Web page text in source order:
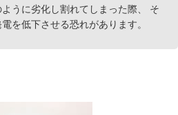
うに劣化し割れてしまった際、 そ
を低下させる恐れがあります。